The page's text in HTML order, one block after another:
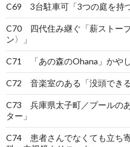
C69 3台駐車可「3つの庭を持
C70 四代住み継ぐ「薪ストー
ン〉」
C71 「あの森のOhana」かや
C72 音楽室のある「没頭できる
C73 兵庫県太子町／プールの
ター」
C74 患者さんでなくても立ち